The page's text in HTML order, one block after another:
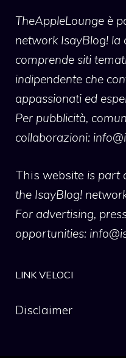
TheAppleLounge è
network IsayBlog! la
comprende siti
indipendente che
appassionati ed
Per pubblicità,
collaborazioni:
This website is part
the IsayBlog!
For advertising,
opportunities:
LINK VELOCI
Disclaimer